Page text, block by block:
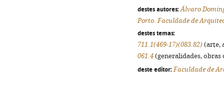
destes autores: Álvaro
Porto. Faculdade de
destes temas:
711.1(469-17)(083.82) (arte,
061.4 (generalidades,
deste editor: Faculdade de